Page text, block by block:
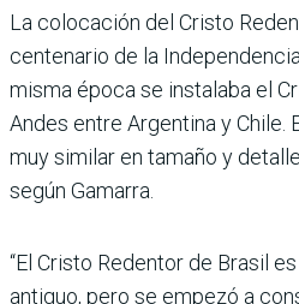
La colocación del Cristo
centenario de la
misma época se instalaba el
Andes entre Argentina y Chile.
muy similar en tamaño y
según Gamarra.
“El Cristo Redentor de Brasil
antiguo, pero se empezó a